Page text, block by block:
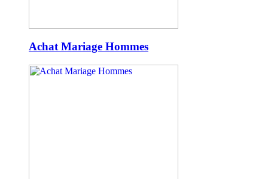
Achat Mariage Hommes